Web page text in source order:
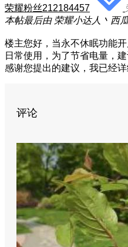
荣耀粉丝212184457
本帖最后由 荣耀小达人丶西
楼主您好，当永不休眠功能
日常使用，为了节省电量，
感谢您提出的建议，我已经
评论